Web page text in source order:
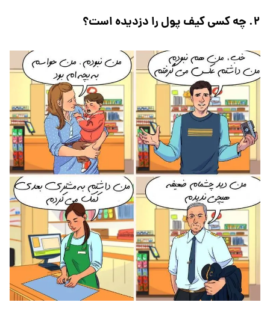
۲. چه کسی کیف پول را دزدیده است؟